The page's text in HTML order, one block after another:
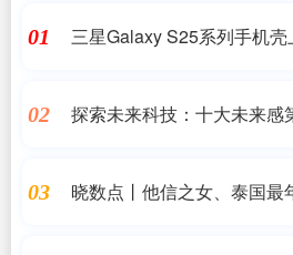
01
三星Galaxy S25系列手机壳
02
探索未来科技：十大未来感
03
晓数点丨他信之女、泰国最